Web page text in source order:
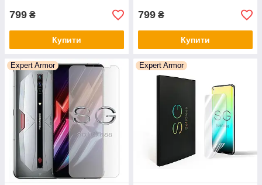
799 ₴
Купити
799 ₴
Купити
Expert Armor Expert Armor